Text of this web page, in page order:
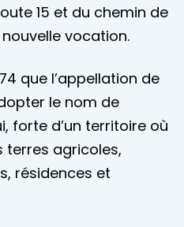
15 et du chemin de
vocation.
que l’appellation de
le nom de
forte d’un territoire où
agricoles,
résidences et